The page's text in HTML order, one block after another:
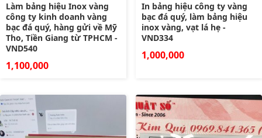
Làm bảng hiệu Inox vàng
công ty kinh doanh vàng
bạc đá quý, hàng gửi về Mỹ
Tho, Tiền Giang từ TPHCM -
VND540
1,100,000
In bảng hiệu công ty vàng
bạc đá quý, làm bảng hiệu
inox vàng, vạt lá hẹ -
VND334
1,000,000